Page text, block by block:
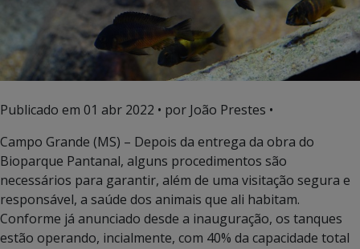
Publicado em 01 abr 2022 • por João Prestes •
Campo Grande (MS) – Depois da entrega da obra do
Bioparque Pantanal, alguns procedimentos são
necessários para garantir, além de uma visitação segura e
responsável, a saúde dos animais que ali habitam.
Conforme já anunciado desde a inauguração, os tanques
estão operando, incialmente, com 40% da capacidade total